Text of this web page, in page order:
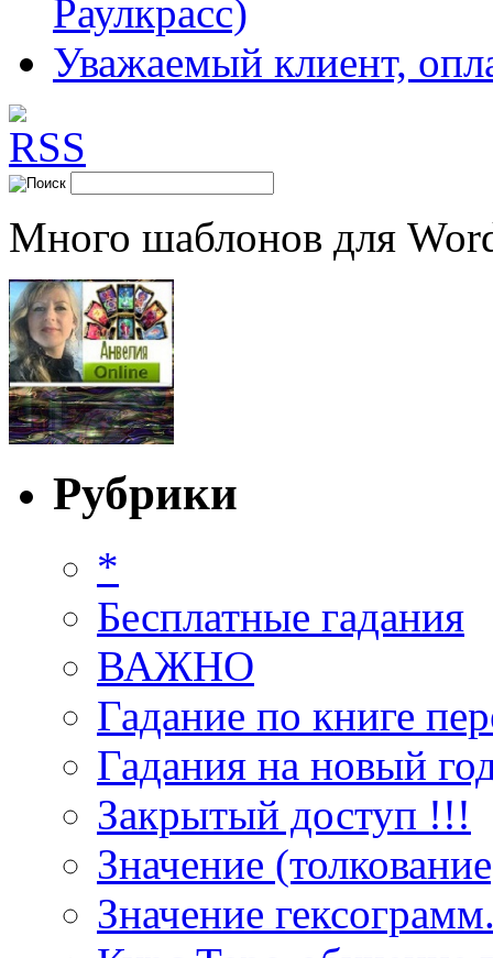
Раулкрасс)
Уважаемый клиент,
Много шаблонов для
Рубрики
*
Бесплатные гадания
ВАЖНО
Гадание по книге
Гадания на новый
Закрытый доступ !!!
Значение
Значение